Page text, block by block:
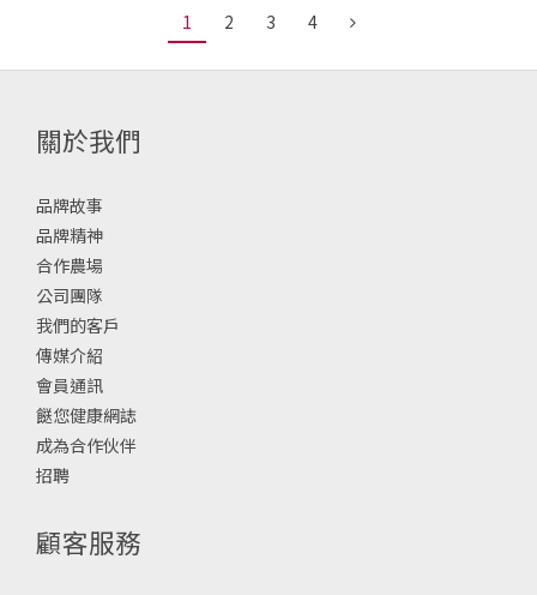
1 2 3 4
關於我們
品牌故事
品牌精神
合作農場
公司團隊
我們的客戶
傳媒介紹
會員通訊
餸您健康網誌
成為合作伙伴
招聘
顧客服務